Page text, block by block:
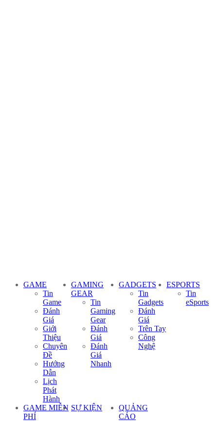
GAME
Tin
Game
Đánh
Giá
Giới
Thiệu
Chuyên
Đề
Hướng
Dẫn
Lịch
Phát
Hành
GAMING
GEAR
Tin
Gaming
Gear
Đánh
Giá
Đánh
Giá
Nhanh
GADGETS
Tin
Gadgets
Đánh
Giá
Trên Tay
Công
Nghệ
ESPORTS
Tin
eSports
GAME MIỄN
PHÍ
SỰ KIỆN
QUẢNG
CÁO